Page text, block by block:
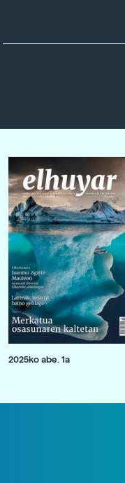
2025ko abe. 1a